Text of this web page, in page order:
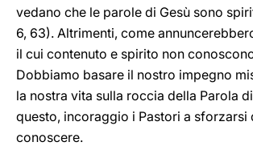
vedano che le parole di Gesù sono
6, 63). Altrimenti, come
il cui contenuto e spirito non
Dobbiamo basare il nostro impegno
la nostra vita sulla roccia della Parola
questo, incoraggio i Pastori a sforzarsi
conoscere.